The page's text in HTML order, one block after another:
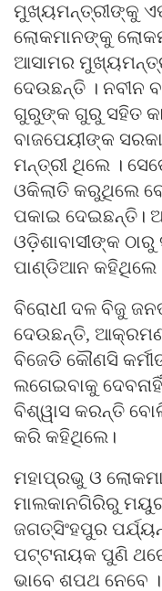
ମୁଖ୍ୟମନ୍ତ୍ରୀଙ୍କୁ
ଲୋକମାନଙ୍କୁ
ଆସାମର
ଦେଉଛନ୍ତି । ନବୀନ
ଗୁରୁଙ୍କ ଗୁରୁ ସହିତ
ବାଜପେୟୀଙ୍କ
ମନ୍ତ୍ରୀ ଥିଲେ ।
ଓକିଲାତି କରୁଥିଲେ
ପକାଇ ଦେଇଛନ୍ତି।
ଓଡ଼ିଶାବାସୀଙ୍କ
ପାଣ୍ଡିଆନ
ବିରୋଧୀ ଦଳ ବିଜୁ
ଦେଉଛନ୍ତି, ଆକ୍ରମଣ
ବିଜେଡି କୌଣସି
ଲଗେଇବାକୁ
ବିଶ୍ୱାସ କରନ୍ତି
କରି କହିଥିଲେ।
ମହାପ୍ରଭୁ ଓ
ମାଲକାନଗିରିରୁ
ଜଗତ୍‍ସିଂହପୁର
ପଟ୍ଟନାୟକ ପୁଣି
ଭାବେ ଶପଥ ନେବେ